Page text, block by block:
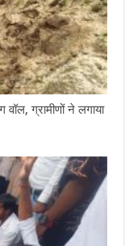
वॉल, ग्रामीणों ने लगाया